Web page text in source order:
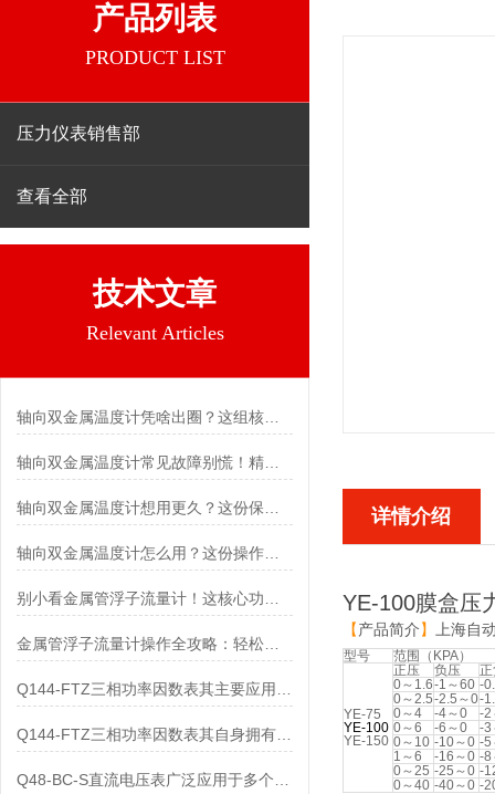
产品列表
PRODUCT LIST
压力仪表销售部
查看全部
技术文章
Relevant Articles
轴向双金属温度计凭啥出圈？这组核心特点给出了答案
轴向双金属温度计常见故障别慌！精准定位，轻松搞定难题
轴向双金属温度计怎么用？这份操作指南，新手也能快速拿捏！
金属管浮子流量计操作全攻略：轻松拿捏，精准掌控每一步！
Q144-FTZ三相功率因数表其自身拥有怎样的功能呢？
详情介绍
YE-100膜盒压
【产品简介】 上海自
型号 范围（KPA）
YE-75
YE-100
YE-150
正压 负压
0～1.6-1～60 -
0～2.5-2.5～0-
0～4
-4～0
-2
0～6
-6～0
-3
0～10 -10～0 -5
1～6
-16～0 -8
0～25 -25～0 -
0～40 -40～0 -